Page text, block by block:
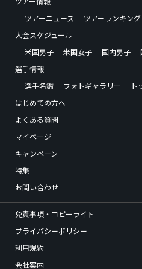
ツアーニュース
ツアーランキング
大会スケジュール
米国男子
米国女子 国内男子
選手情報
選手名鑑
フォトギャラリー
ト
はじめての方へ
よくある質問
マイページ
キャンペーン
特集
お問い合わせ
免責事項・コピーライト
プライバシーポリシー
利用規約
会社案内